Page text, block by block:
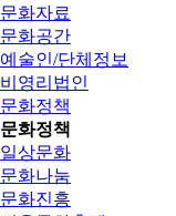
문화자료
문화공간
예술인/단체정보
비영리법인
문화정책
문화정책
일상문화
문화나눔
문화진흥